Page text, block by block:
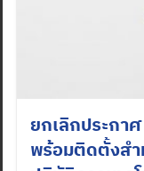
ยกเลิกประกา
พร้อมติดตั้งส